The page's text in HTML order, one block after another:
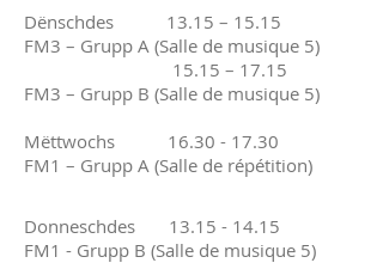
Dënschdes 13.15 – 15.15
FM3 – Grupp A (Salle de musique 5)
15.15 – 17.15
FM3 – Grupp B (Salle de musique 5)
Mëttwochs 16.30 - 17.30
FM1 – Grupp A (Salle de répétition)
Donneschdes 13.15 - 14.15
FM1 - Grupp B (Salle de musique 5)